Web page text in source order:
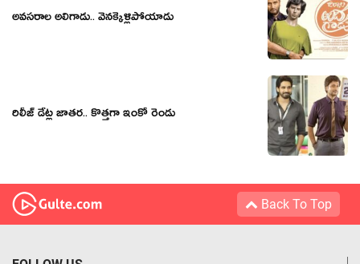
అవ‌స‌రాల అలిగాడు.. వెన‌క్కెళ్లిపోయాడు
రిలీజ్ డేట్ల జాతర.. కొత్తగా ఇంకో రెండు
Back To Top